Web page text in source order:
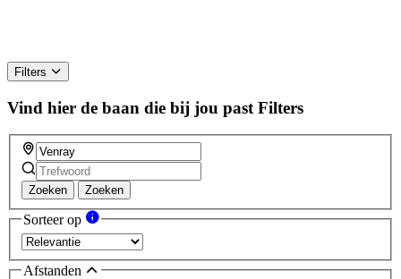
Filters
Vind hier de baan die bij jou past Filters
Zoeken Zoeken
Sorteer op
Afstanden